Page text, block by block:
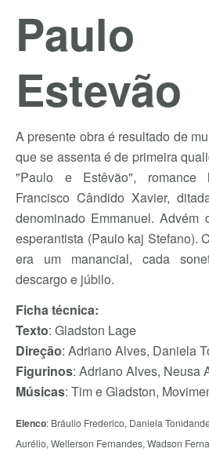
Estevão
A presente obra é resultado de
que se assenta é de primeira
"Paulo e Estêvão", romance
Francisco Cândido Xavier,
denominado Emmanuel. Advém
esperantista (Paulo kaj Stefano).
era um manancial, cada
descargo e júbilo.
Ficha técnica:
Texto: Gladston Lage
Direção: Adriano Alves, Daniela
Figurinos: Adriano Alves, Neusa
Músicas: Tim e Gladston,
Elenco: Bráulio Frederico, Daniela
Aurélio, Wellerson Fernandes, Wadson